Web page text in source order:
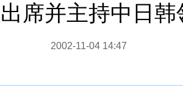
席并主持中日
2002-11-04 14:47